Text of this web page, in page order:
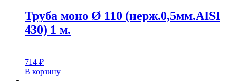
Труба моно Ø 110 (нерж.0,5мм.AISI
430) 1 м.
714 ₽
В корзину